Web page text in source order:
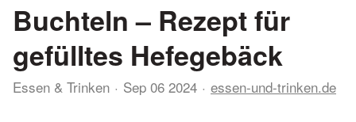
Buchteln – Rezept für
gefülltes Hefegebäck
Essen & Trinken Sep 06 2024 essen-und-trinken.de